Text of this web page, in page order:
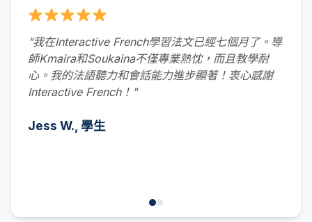
"我在Interactive French學習法文已經七個月了。導
師Kmaira和Soukaina不僅專業熱忱，而且教學耐
心。我的法語聽力和會話能力進步顯著！衷心感謝
Interactive French！"
Jess W., 學生